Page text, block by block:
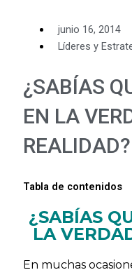
junio 16, 2014
Líderes y
¿SABÍAS
EN LA
REALIDAD?
Tabla de contenidos
¿SABÍAS
LA
En muchas